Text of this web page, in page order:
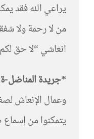
من لا رحمة ولا
انعاشي “لا حق
*جريدة المناضل-ة
وعمال الإنعاش
يتمكنوا من